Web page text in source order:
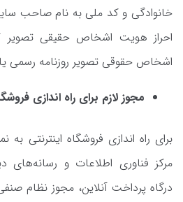
خانوادگی و کد ملی به نام صاحب
احراز هویت اشخاص حقیقی تصویر
اشخاص حقوقی تصویر روزنامه رسمی
مجوز لازم برای راه اندازی
برای راه اندازی فروشگاه اینترنتی به
مرکز فناوری اطلاعات و رسانه‌های
درگاه پرداخت آنلاین، مجوز نظام